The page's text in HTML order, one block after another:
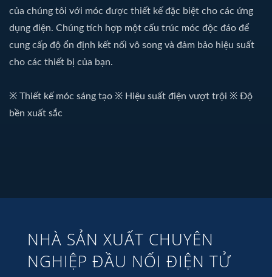
của chúng tôi với móc được thiết kế đặc biệt cho các ứng
dụng điện. Chúng tích hợp một cấu trúc móc độc đáo để
cung cấp độ ổn định kết nối vô song và đảm bảo hiệu suất
cho các thiết bị của bạn.
※ Thiết kế móc sáng tạo ※ Hiệu suất điện vượt trội ※ Độ
bền xuất sắc
NHÀ SẢN XUẤT CHUYÊN
NGHIỆP ĐẦU NỐI ĐIỆN TỬ